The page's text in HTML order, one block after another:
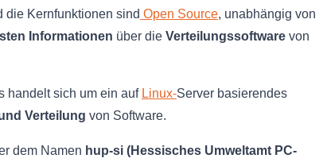
die Kernfunktionen sind Open Source, unabhängig von
Informationen über die Verteilungssoftware von
handelt sich um ein auf Linux-Server basierendes
Verteilung von Software.
dem Namen hup-si (Hessisches Umweltamt PC-